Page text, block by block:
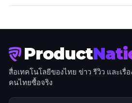
Product
สื่อเทคโนโลยีของไทย ข่าว รีวิว และเรื่
คนไทยซื้อจริง